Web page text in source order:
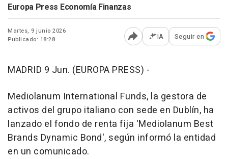
Europa Press Economía Finanzas
Martes, 9 junio 2026
Publicado: 18:28
Abrir opciones para
IA Seguir en
MADRID 9 Jun. (EUROPA PRESS) -
Mediolanum International Funds, la gestora de
activos del grupo italiano con sede en Dublín, ha
lanzado el fondo de renta fija 'Mediolanum Best
Brands Dynamic Bond', según informó la entidad
en un comunicado.